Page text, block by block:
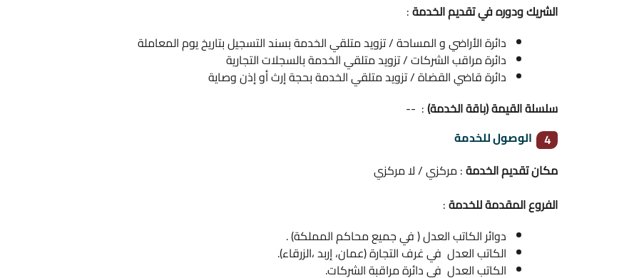
الشريك ودوره في تقديم الخدمة:
دائرة الأراضي و المساحة / تزويد متلقي الخدمة بسند التسجيل بتاريخ يوم المعاملة
دائرة مراقب الشركات / تزويد متلقي الخدمة بالسجلات التجارية
دائرة قاضي القضاة / تزويد متلقي الخدمة بحجة إرث أو إذن وصاية
سلسلة القيمة (باقة الخدمة): --
4 الوصول للخدمة
مكان تقديم الخدمة: مركزي / لا مركزي
الفروع المقدمة للخدمة:
دوائر الكاتب العدل ( في جميع محاكم المملكة) .
الكاتب العدل في غرف التجارة (عمان، إربد ،الزرقاء).
الكاتب العدل في دائرة مراقبة الشركات.